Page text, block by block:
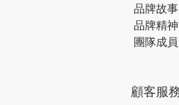
品牌故事
品牌精神
團隊成員
顧客服